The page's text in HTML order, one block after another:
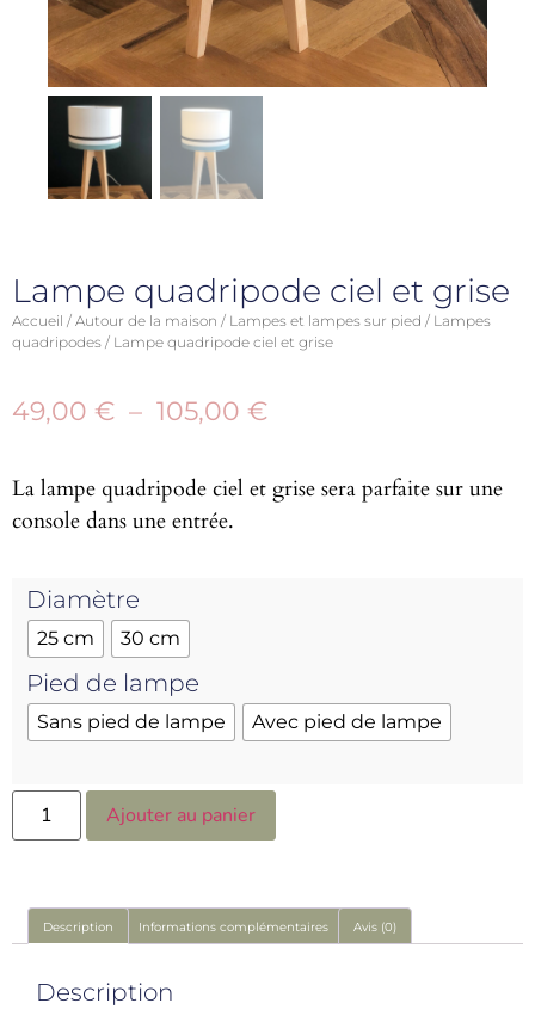
Lampe quadripode ciel et grise
Accueil / Autour de la maison / Lampes et lampes sur pied / Lampes
quadripodes / Lampe quadripode ciel et grise
49,00 € – 105,00 €
La lampe quadripode ciel et grise sera parfaite sur une
console dans une entrée.
Diamètre
25 cm 30 cm
Pied de lampe
Sans pied de lampe Avec pied de lampe
Ajouter au panier
Description Informations complémentaires Avis (0)
Description